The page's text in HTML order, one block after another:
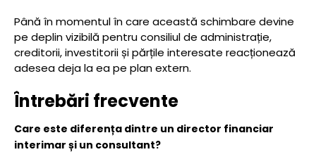
Până în momentul în care această schimbare devine
pe deplin vizibilă pentru consiliul de administrație,
creditorii, investitorii și părțile interesate reacționează
adesea deja la ea pe plan extern.
Întrebări frecvente
Care este diferența dintre un director financiar
interimar și un consultant?